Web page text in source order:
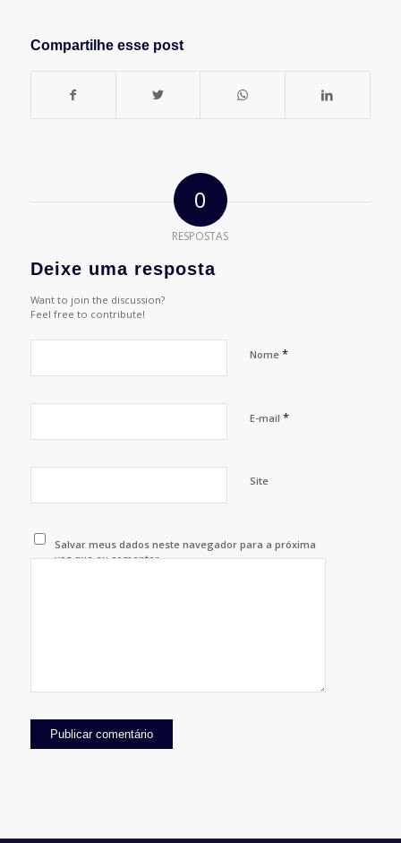
Compartilhe esse post
0
RESPOSTAS
Deixe uma resposta
Want to join the discussion?
Feel free to contribute!
Nome *
E-mail *
Site
Salvar meus dados neste navegador para a próxima
vez que eu comentar.